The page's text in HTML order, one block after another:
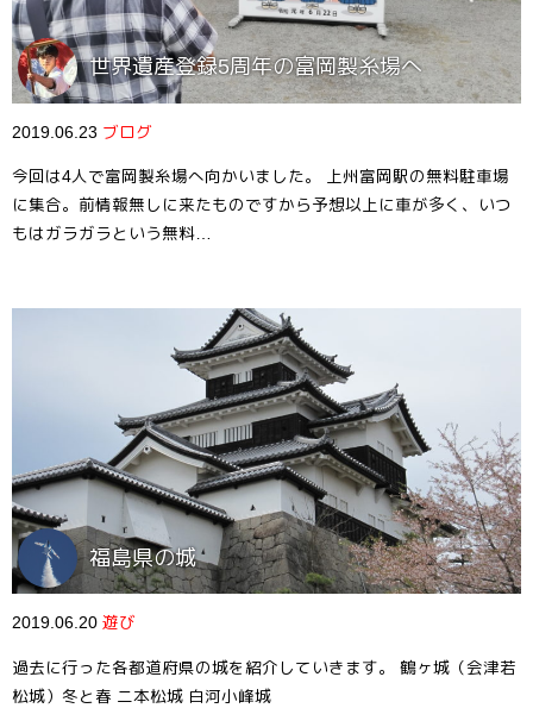
世界遺産登録5周年の富岡製糸場へ
2019.06.23 ブログ
今回は4人で富岡製糸場へ向かいました。 上州富岡駅の無料駐車場
に集合。前情報無しに来たものですから予想以上に車が多く、いつ
もはガラガラという無料…
福島県の城
2019.06.20 遊び
過去に行った各都道府県の城を紹介していきます。 鶴ヶ城（会津若
松城）冬と春 二本松城 白河小峰城